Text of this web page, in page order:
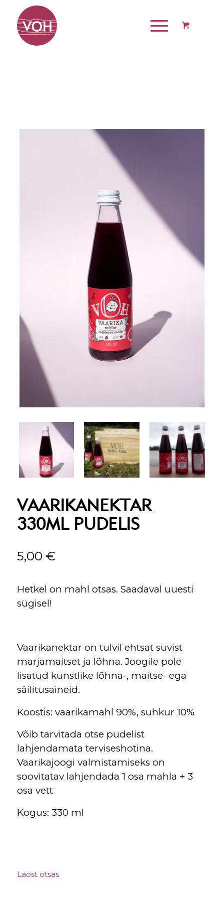
VAARIKANEKTAR
330ML PUDELIS
5,00 €
Hetkel on mahl otsas. Saadaval uuesti
sügisel!
Vaarikanektar on tulvil ehtsat suvist
marjamaitset ja lõhna. Joogile pole
lisatud kunstlike lõhna-, maitse- ega
säilitusaineid.
Koostis: vaarikamahl 90%, suhkur 10%
Võib tarvitada otse pudelist
lahjendamata terviseshotina.
Vaarikajoogi valmistamiseks on
soovitatav lahjendada 1 osa mahla + 3
osa vett
Kogus: 330 ml
Laost otsas